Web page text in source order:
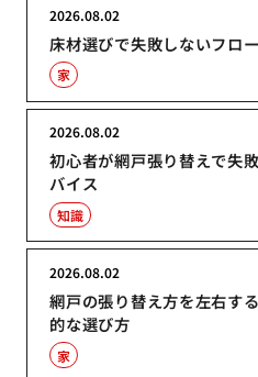
床材選びで失敗しないフロ
2026.08.02
家
初心者が網戸張り替えで失
バイス
2026.08.02
知識
網戸の張り替え方を左右す
的な選び方
2026.08.02
家